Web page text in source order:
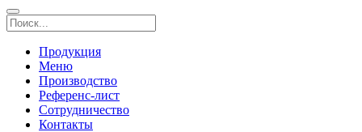
Продукция
Меню
Производство
Референс-лист
Сотрудничество
Контакты